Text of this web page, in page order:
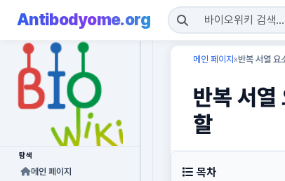
Antibodyome.org
탐색
메인 페이지
메인 페이지 »반복 서열 요
반복 서열
할
목차